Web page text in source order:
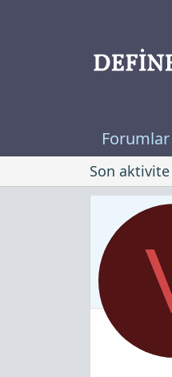
Forumlar
Son aktivite